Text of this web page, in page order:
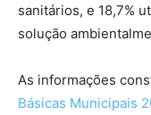
sanitários, e 18,7%
solução
As informações
Básicas Municipais